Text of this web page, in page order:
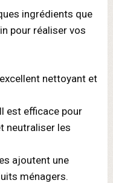
ingrédients que
pour réaliser vos
excellent nettoyant et
est efficace pour
neutraliser les
ajoutent une
ménagers.